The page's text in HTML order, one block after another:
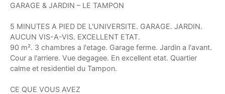
GARAGE & JARDIN – LE TAMPON
5 MINUTES A PIED DE L'UNIVERSITE. GARAGE. JARDIN.
AUCUN VIS-A-VIS. EXCELLENT ETAT.
90 m². 3 chambres a l'etage. Garage ferme. Jardin a l'avant.
Cour a l'arriere. Vue degagee. En excellent etat. Quartier
calme et residentiel du Tampon.
CE QUE VOUS AVEZ